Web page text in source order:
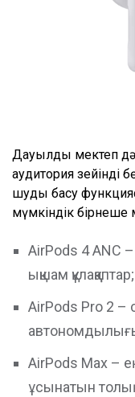
Дауылды мектеп
аудитория зейінді
шуды басу
мүмкіндік бірнеше
AirPods 4 ANC –
ықшам құлаққаптар;
AirPods Pro 2 –
AirPods Max –
ұсынатын